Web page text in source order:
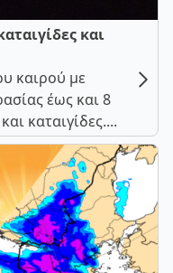
και
καιρού με
έως και 8
καταιγίδες....